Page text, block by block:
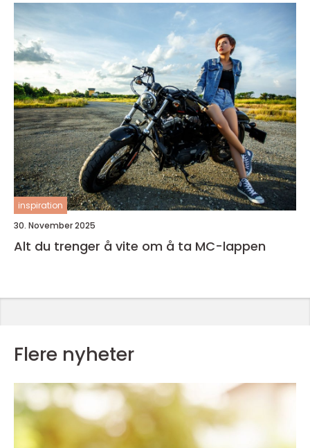
inspiration
30. November 2025
Alt du trenger å vite om å ta MC-lappen
Flere nyheter